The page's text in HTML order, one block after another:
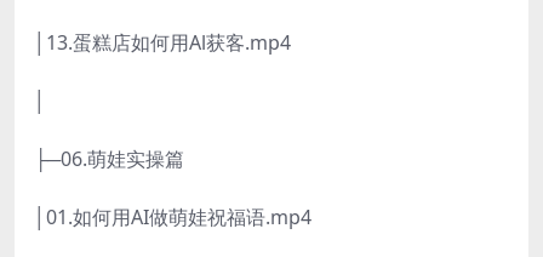
│13.蛋糕店如何用Al获客.mp4
├─06.萌娃实操篇
│01.如何用AI做萌娃祝福语.mp4